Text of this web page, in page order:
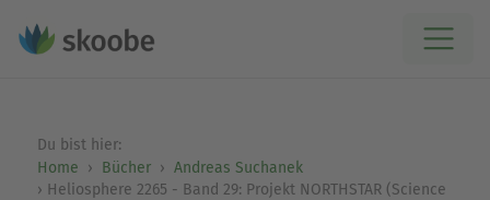
Du bist hier:
Home
Bücher
Andreas Suchanek
Heliosphere 2265 - Band 29: Projekt NORTHSTAR (Science